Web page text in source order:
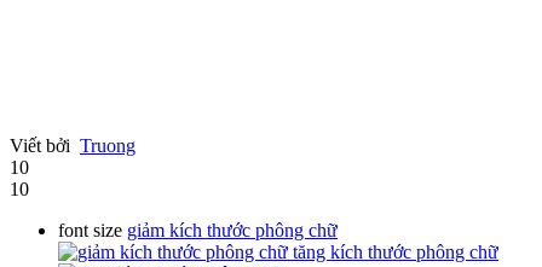
Viết bởi Truong
10
10
font size giảm kích thước phông chữ
tăng kích thước phông chữ